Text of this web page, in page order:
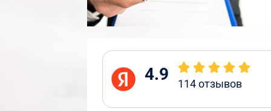
4.9 114отзывов